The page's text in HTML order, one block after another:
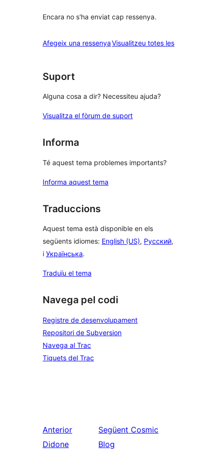
Encara no s'ha enviat cap ressenya.
Afegeix una ressenyaVisualitzeu totes lesressenyes
Suport
Alguna cosa a dir? Necessiteu ajuda?
Visualitza el fòrum de suport
Informa
Té aquest tema problemes importants?
Informa aquest tema
Traduccions
Aquest tema està disponible en els
següents idiomes: English (US), Русский,
i Українська.
Traduïu el tema
Navega pel codi
Registre de desenvolupament
Repositori de Subversion
Navega al Trac
Tiquets del Trac
Anterior
Didone
Següent Cosmic
Blog